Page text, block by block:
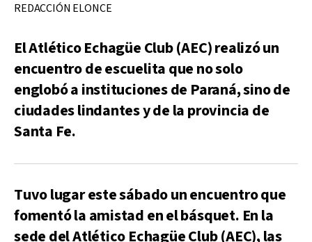
REDACCIÓN ELONCE
El Atlético Echagüe Club (AEC) realizó un
encuentro de escuelita que no solo
englobó a instituciones de Paraná, sino de
ciudades lindantes y de la provincia de
Santa Fe.
Tuvo lugar este sábado un encuentro que
fomentó la amistad en el básquet. En la
sede del Atlético Echagüe Club (AEC), las